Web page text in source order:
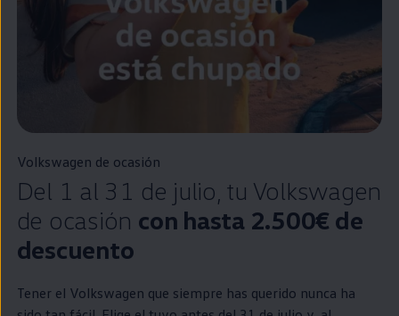
Volkswagen de ocasión
Del 1 al 31 de julio, tu Volkswagen
de ocasión con hasta 2.500€ de
descuento
Tener el Volkswagen que siempre has querido nunca ha